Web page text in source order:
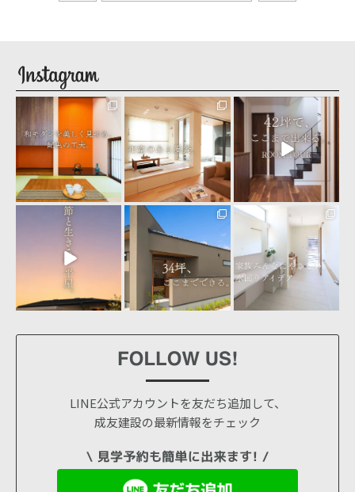
seiyu_1
seiyu_1
8月 3
seiyu_1
8月 1
seiyu_1
7月 31
seiyu_1
7月 28
LINE公式アカウントを友だち追加して、
成友建設の最新情報をチェック